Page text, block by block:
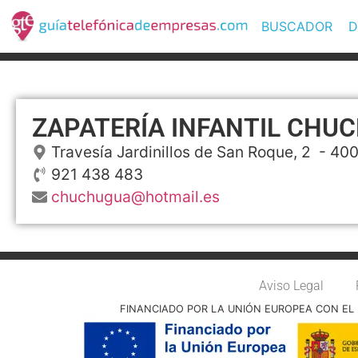
BUSCADOR
ZAPATERÍA INFANTIL
Travesía Jardinillos de San Roque, 2 -
921 438 483
chuchugua@hotmail.es
Aviso Legal
FINANCIADO POR LA UNIÓN EUROPEA CON